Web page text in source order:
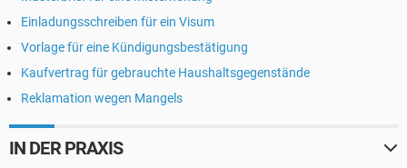
Einladungsschreiben für ein Visum
Vorlage für eine Kündigungsbestätigung
Kaufvertrag für gebrauchte Haushaltsgegenstände
Reklamation wegen Mangels
IN DER PRAXIS